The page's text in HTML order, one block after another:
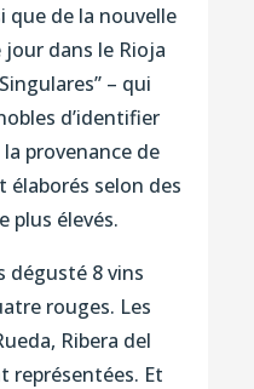
que de la nouvelle
dans le Rioja
– qui
d’identifier
provenance de
élaborés selon des
plus élevés.
dégusté 8 vins
rouges. Les
Ribera del
représentées. Et